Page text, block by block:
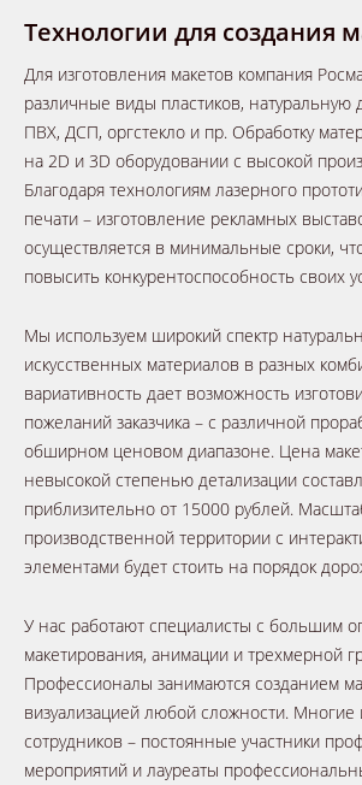
Технологии для создания
Для изготовления макетов компания
различные виды пластиков, натуральную
ПВХ, ДСП, оргстекло и пр. Обработку
на 2D и 3D оборудовании с высокой
Благодаря технологиям лазерного
печати – изготовление рекламных
осуществляется в минимальные сроки,
повысить конкурентоспособность своих
Мы используем широкий спектр
искусственных материалов в разных
вариативность дает возможность
пожеланий заказчика – с различной
обширном ценовом диапазоне. Цена
невысокой степенью детализации
приблизительно от 15000 рублей.
производственной территории с
элементами будет стоить на порядок
У нас работают специалисты с большим
макетирования, анимации и трехмерной
Профессионалы занимаются созданием
визуализацией любой сложности.
сотрудников – постоянные участники
мероприятий и лауреаты